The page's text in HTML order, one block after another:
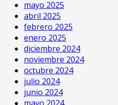
mayo 2025
abril 2025
febrero 2025
enero 2025
diciembre 2024
noviembre 2024
octubre 2024
julio 2024
junio 2024